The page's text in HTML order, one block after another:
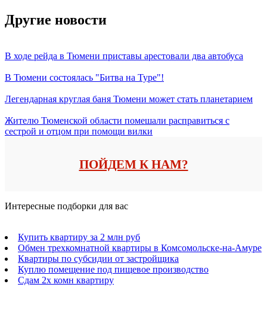
Другие новости
В ходе рейда в Тюмени приставы арестовали два автобуса
В Тюмени состоялась "Битва на Туре"!
Легендарная круглая баня Тюмени может стать планетарием
Жителю Тюменской области помешали расправиться с
сестрой и отцом при помощи вилки
ПОЙДЕМ К НАМ?
Интересные подборки для вас
Купить квартиру за 2 млн руб
Обмен трехкомнатной квартиры в Комсомольске-на-Амуре
Квартиры по субсидии от застройщика
Куплю помещение под пищевое производство
Сдам 2х комн квартиру